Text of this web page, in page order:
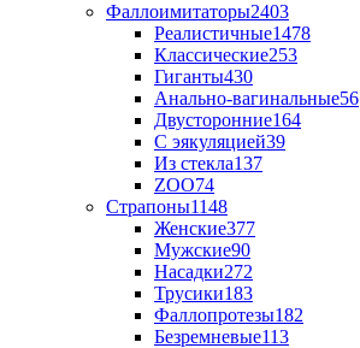
Фаллоимитаторы2403
Реалистичные1478
Классические253
Гиганты430
Анально-вагинальные56
Двусторонние164
С эякуляцией39
Из стекла137
ZOO74
Страпоны1148
Женские377
Мужские90
Насадки272
Трусики183
Фаллопротезы182
Безремневые113